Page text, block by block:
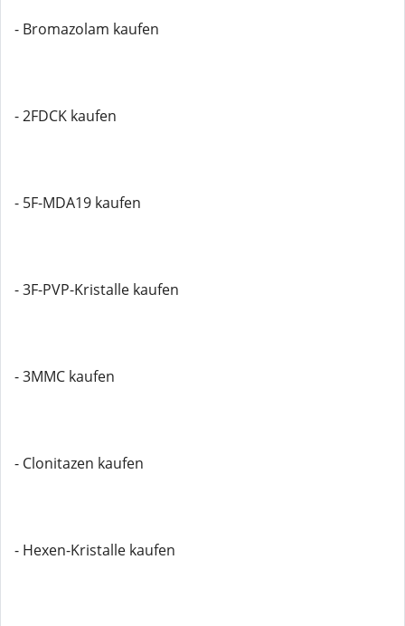
- Bromazolam kaufen
- 2FDCK kaufen
- 5F-MDA19 kaufen
- 3F-PVP-Kristalle kaufen
- 3MMC kaufen
- Clonitazen kaufen
- Hexen-Kristalle kaufen